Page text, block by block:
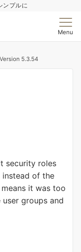
ンプルに
Menu
Version 5.3.54
security roles
instead of the
it was too
groups and